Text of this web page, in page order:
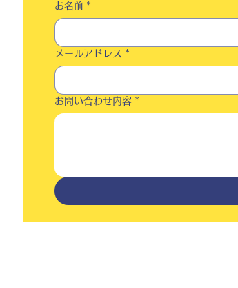
お名前 *
メールアドレス *
お問い合わせ内容 *